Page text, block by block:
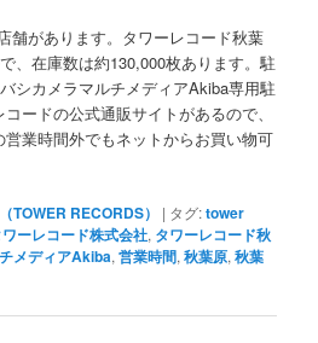
舗があります。タワーレコード秋葉
、在庫数は約130,000枚あります。駐
シカメラマルチメディアAkiba専用駐
ードの公式通販サイトがあるので、
業時間外でもネットからお買い物可
TOWER RECORDS） | タグ:tower
ワーレコード株式会社, タワーレコード秋
メディアAkiba,営業時間,秋葉原,秋葉